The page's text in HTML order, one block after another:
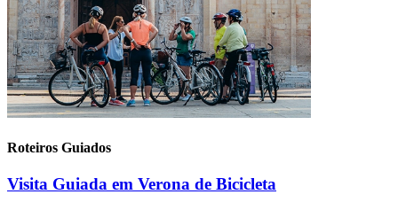
Roteiros Guiados
Visita Guiada em Verona de Bicicleta